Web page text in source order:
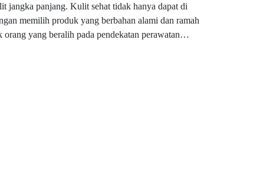
jangka panjang. Kulit sehat tidak hanya dapat di
memilih produk yang berbahan alami dan ramah
yang beralih pada pendekatan perawatan…